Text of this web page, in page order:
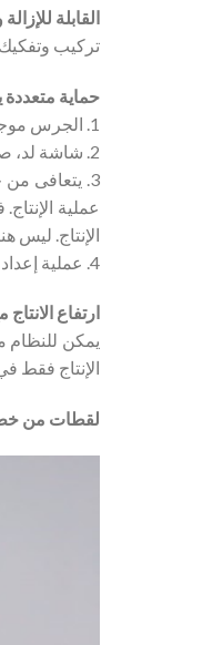
القابلة
تركيب وتفكيك
حماية متعددة
1. الجرس موجه: عندما عامل إدخال المواد مسحوق يدويا أو عند اكتمال الإنتاج للسماح التفريغ، يتم استخدام الصوت المختلفة لتذكير.
2. شاشة لد، صيغة تحرير / حفظ / اختيار وظيفة: من خلال النص ذات الصلة يطالب على شاشة لد، يمكن استخدامها بسهولة تحرير وحفظ وتحديد الصيغة، دون قراءة دليل التشغيل.
3. يتعافى
عملية
الإنتاج. ليس
4. عملية إعداد الأمن: من أجل ضمان سرية صيغة الإنتاج والتشغيل الآمن للمعدات، يمكن تعيين كلمات مرور مختلفة لكل عامل ومحرر الصيغة.
ارتفاع
الإنتاج فقط
لقطات من خط